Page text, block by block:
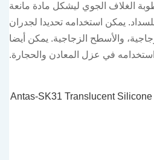
الغلاف الجوي ليشكل مادة مانعة
يمكن استخدامه تحديدا لجدران
والأسطح الزجاجية. يمكن أيضا
استخدامه في عزل المعادن والحجارة.